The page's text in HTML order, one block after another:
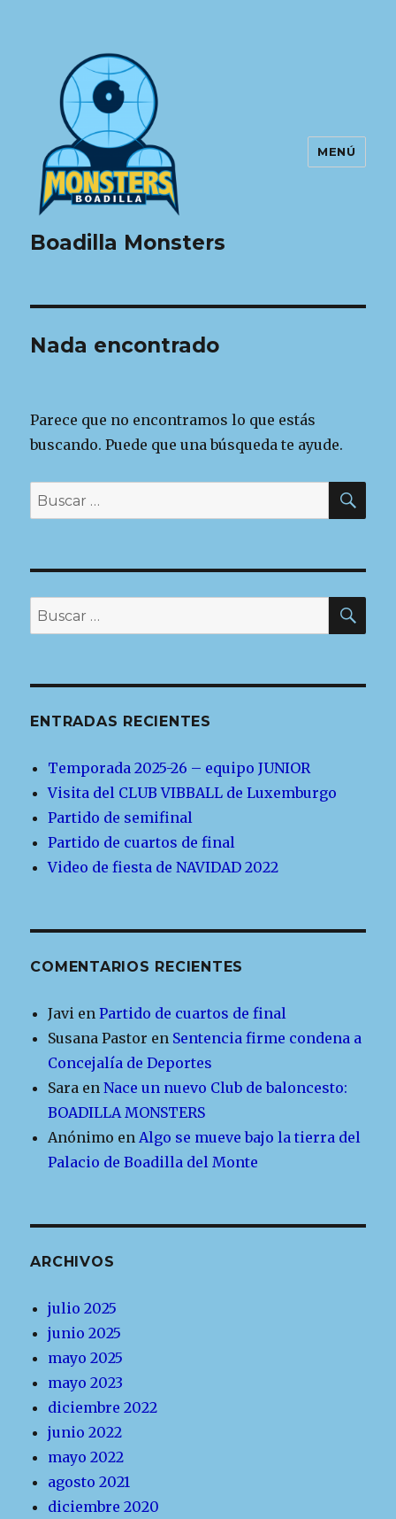
Boadilla Monsters
MENÚ
Nada encontrado
Parece que no encontramos lo que estás
buscando. Puede que una búsqueda te ayude.
Buscar
por:
Buscar
por:
ENTRADAS RECIENTES
Temporada 2025-26 – equipo JUNIOR
Visita del CLUB VIBBALL de Luxemburgo
Partido de semifinal
Partido de cuartos de final
Video de fiesta de NAVIDAD 2022
COMENTARIOS RECIENTES
Javi enPartido de cuartos de final
Susana Pastor en Sentencia firme condena a
Concejalía de Deportes
Sara enNace un nuevo Club de baloncesto:
BOADILLA MONSTERS
Anónimo en Algo se mueve bajo la tierra del
Palacio de Boadilla del Monte
ARCHIVOS
julio 2025
junio 2025
mayo 2025
mayo 2023
diciembre 2022
junio 2022
mayo 2022
agosto 2021
diciembre 2020